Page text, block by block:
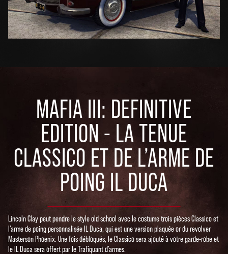
MAFIA III: DEFINITIVE
EDITION - LA TENUE
CLASSICO ET DE L’ARME DE
POING IL DUCA
Lincoln Clay peut pendre le style old school avec le costume trois pièces Classico et
l’arme de poing personnalisée IL Duca, qui est une version plaquée or du revolver
Masterson Phoenix. Une fois débloqués, le Classico sera ajouté à votre garde-robe et
le IL Duca sera offert par le Trafiquant d’armes.